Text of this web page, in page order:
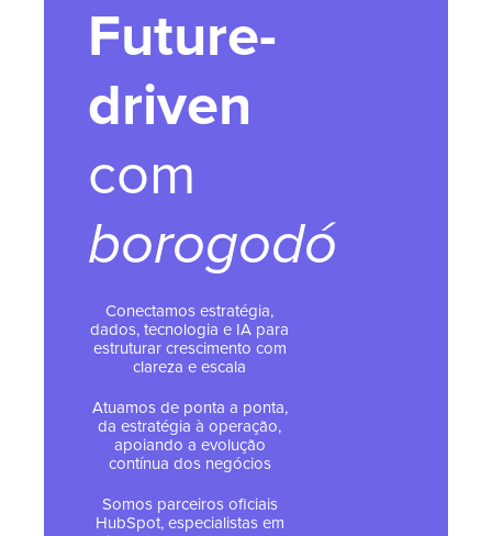
Future-
driven
com
borogodó
Conectamos estratégia,
dados, tecnologia e IA para
estruturar crescimento com
clareza e escala
Atuamos de ponta a ponta,
da estratégia à operação,
apoiando a evolução
contínua dos negócios
Somos parceiros oficiais
HubSpot, especialistas em